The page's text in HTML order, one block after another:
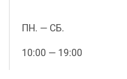
ПН. — СБ.
10:00 — 19:00